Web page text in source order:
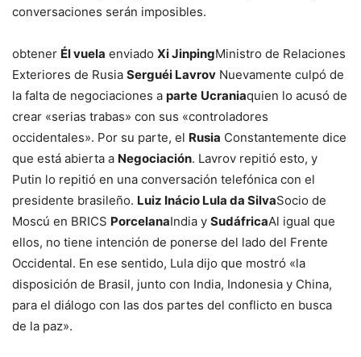
conversaciones serán imposibles.
obtener Él vuela enviado Xi JinpingMinistro de Relaciones
Exteriores de Rusia Serguéi Lavrov Nuevamente culpó de
la falta de negociaciones a parte Ucraniaquien lo acusó de
crear «serias trabas» con sus «controladores
occidentales». Por su parte, el Rusia Constantemente dice
que está abierta a Negociación. Lavrov repitió esto, y
Putin lo repitió en una conversación telefónica con el
presidente brasileño. Luiz Inácio Lula da SilvaSocio de
Moscú en BRICS PorcelanaIndia y SudáfricaAl igual que
ellos, no tiene intención de ponerse del lado del Frente
Occidental. En ese sentido, Lula dijo que mostró «la
disposición de Brasil, junto con India, Indonesia y China,
para el diálogo con las dos partes del conflicto en busca
de la paz».